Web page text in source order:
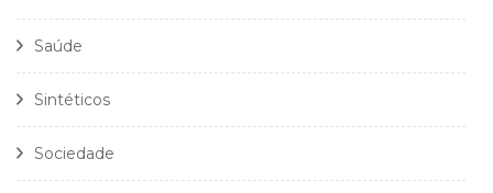
Saúde
Sintéticos
Sociedade